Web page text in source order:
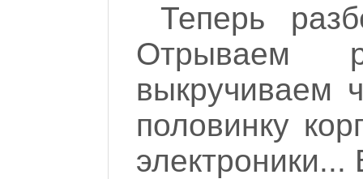
Теперь
Отрываем
выкручиваем
половинку